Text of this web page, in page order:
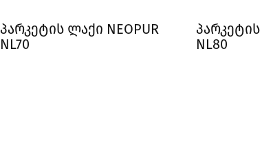
პარკეტის ლაქი NEOPUR
NL70
პარკეტის
NL80